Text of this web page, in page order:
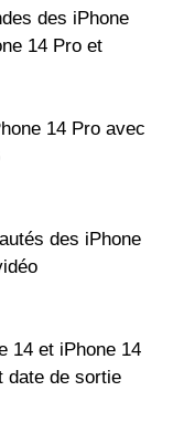
des iPhone
14 Pro et
14 Pro avec
des iPhone
14 et iPhone 14
date de sortie